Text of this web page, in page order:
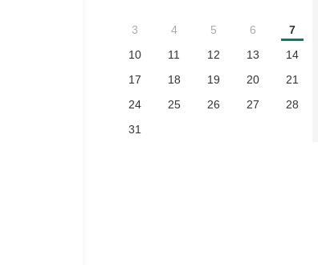
3
4 5 6 7
10
11 12 13 14
17
18 19 20 21
24
25 26 27 28
31